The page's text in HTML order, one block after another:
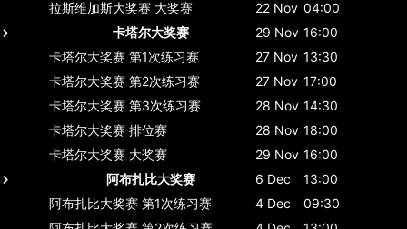
拉斯维加斯大奖赛 大奖赛 22 Nov 04:00
卡塔尔大奖赛
29 Nov 16:00
卡塔尔大奖赛 第1次练习赛 27 Nov 13:30
卡塔尔大奖赛 第2次练习赛 27 Nov 17:00
卡塔尔大奖赛 第3次练习赛 28 Nov 14:30
卡塔尔大奖赛 排位赛 28 Nov 18:00
卡塔尔大奖赛 大奖赛 29 Nov 16:00
阿布扎比大奖赛
6 Dec
13:00
阿布扎比大奖赛 第1次练习赛 4 Dec
09:30